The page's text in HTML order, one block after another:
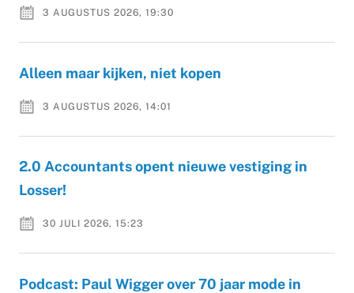
3 AUGUSTUS 2026, 19:30
Alleen maar kijken, niet kopen
3 AUGUSTUS 2026, 14:01
2.0 Accountants opent nieuwe vestiging in
Losser!
30 JULI 2026, 15:23
Podcast: Paul Wigger over 70 jaar mode in